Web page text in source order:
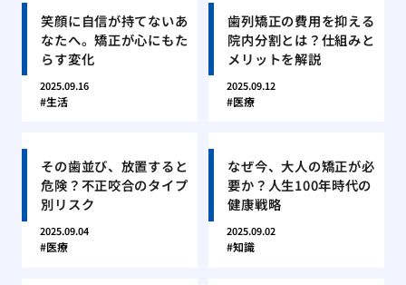
笑顔に自信が持てないあ
なたへ。矯正が心にもた
らす変化
2025.09.16
生活
歯列矯正の費用を抑える
院内分割とは？仕組みと
メリットを解説
2025.09.12
医療
その歯並び、放置すると
危険？不正咬合のタイプ
別リスク
2025.09.04
医療
なぜ今、大人の矯正が必
要か？人生100年時代の
健康戦略
2025.09.02
知識